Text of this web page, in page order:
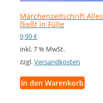
Märchenzeitschrift Alles
fließt in Fülle
9,90€
inkl. 7 % MwSt.
zzgl.Versandkosten
In den Warenkorb